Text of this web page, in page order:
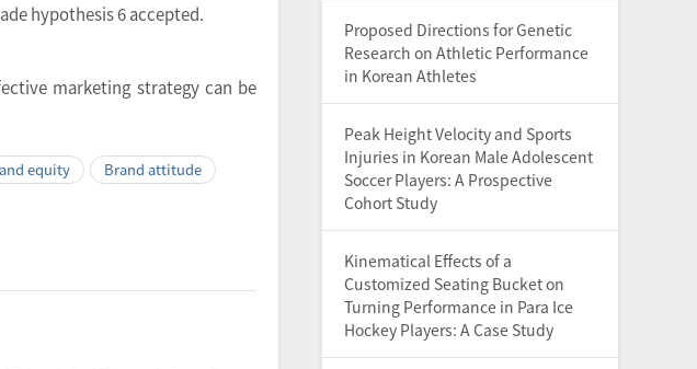
hypothesis 6 accepted.
marketing strategy can be
equity
Brand attitude
Proposed Directions for Genetic
Research on Athletic Performance
in Korean Athletes
Peak Height Velocity and Sports
Injuries in Korean Male Adolescent
Soccer Players: A Prospective
Cohort Study
Kinematical Effects of a
Customized Seating Bucket on
Turning Performance in Para Ice
Hockey Players: A Case Study